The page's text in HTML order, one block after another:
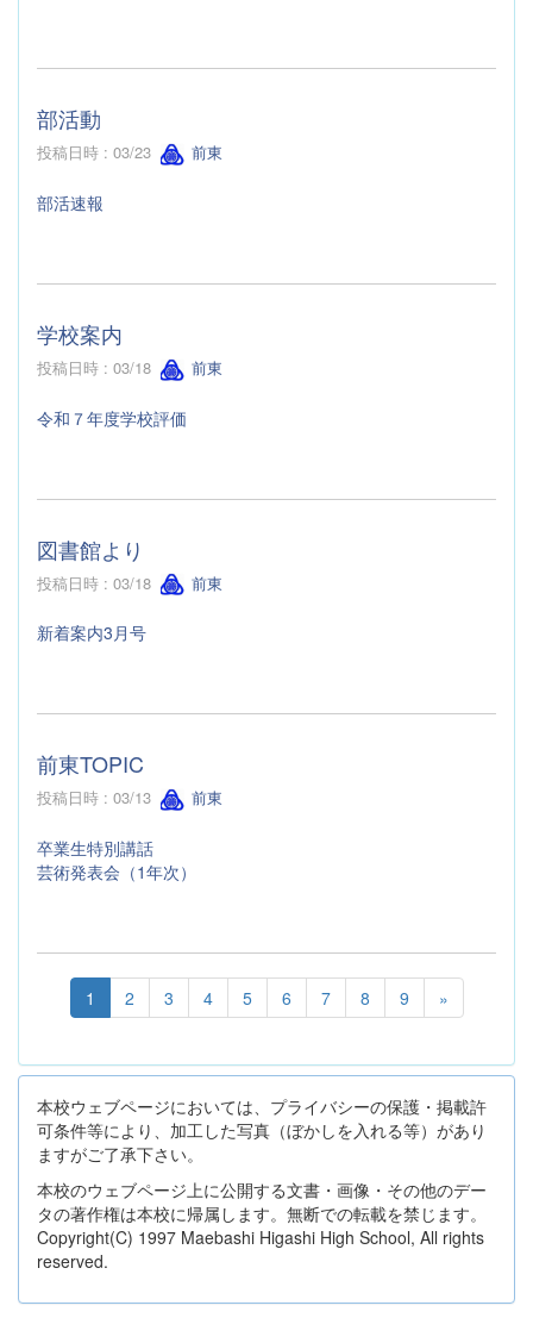
部活動
投稿日時 : 03/23 前東
部活速報
学校案内
投稿日時 : 03/18 前東
令和７年度学校評価
図書館より
投稿日時 : 03/18 前東
新着案内3月号
前東TOPIC
投稿日時 : 03/13 前東
卒業生特別講話
芸術発表会（1年次）
1 2 3 4 5 6 7 8 9 »
本校ウェブページにおいては、プライバシーの保護・掲載許
可条件等により、加工した写真（ぼかしを入れる等）があり
ますがご了承下さい。
本校のウェブページ上に公開する文書・画像・その他のデー
タの著作権は本校に帰属します。無断での転載を禁じます。
Copyright(C) 1997 Maebashi Higashi High School, All rights
reserved.